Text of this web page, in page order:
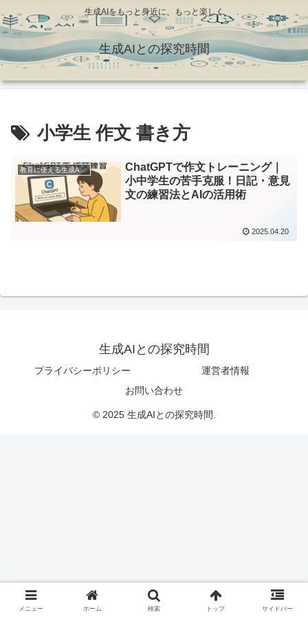
生成AIをもっと身近に、もっと楽しく
生成AIとの探究時間
小学生 作文 書き方
教育に使える生成AI活用ガイド
ChatGPTで作文トレーニング｜
小中学生の苦手克服！日記・意見
文の練習法とAIの活用術
2025.04.20
生成AIとの探究時間
プライバシーポリシー
運営者情報
お問い合わせ
© 2025 生成AIとの探究時間.
メニュー ホーム 検索 トップ サイドバー